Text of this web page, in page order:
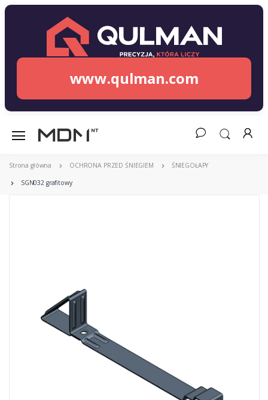
www.qulman.com
Strona główna OCHRONA PRZED ŚNIEGIEM ŚNIEGOŁAPY
SGN032 grafitowy